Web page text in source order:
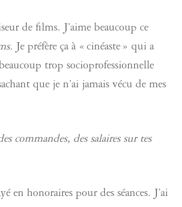
de films. J’aime beaucoup ce
Je préfère ça à « cinéaste » qui a
trop socioprofessionnelle
que je n’ai jamais vécu de mes
commandes, des salaires sur tes
en honoraires pour des séances. J’ai